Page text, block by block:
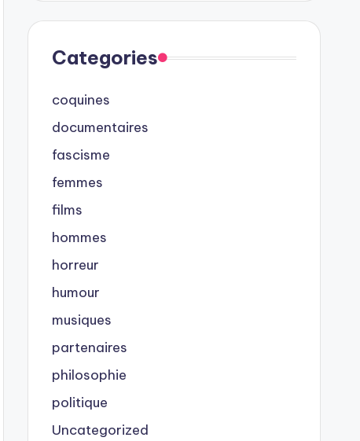
Categories
coquines
documentaires
fascisme
femmes
films
hommes
horreur
humour
musiques
partenaires
philosophie
politique
Uncategorized